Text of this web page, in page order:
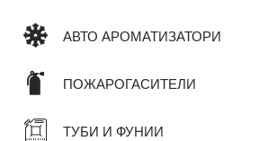
АВТО АРОМАТИЗАТОРИ
ПОЖАРОГАСИТЕЛИ
ТУБИ И ФУНИИ